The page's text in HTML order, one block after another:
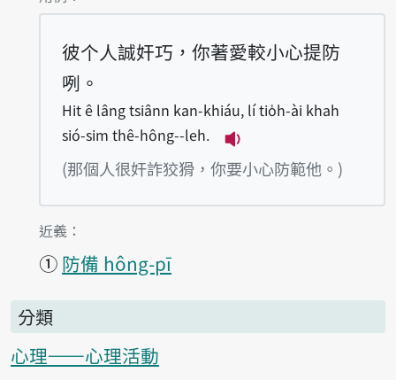
彼个人誠奸巧，你著愛較小心提防
咧。
Hit ê lâng tsiânn kan-khiáu, lí tio̍h-ài khah
sió-sim thê-hông--leh.
播放例句Hit ê lâng
(那個人很奸詐狡猾，你要小心防範他。)
第1項釋義的
近義：
① 防備 hông-pī
分類
心理——心理活動